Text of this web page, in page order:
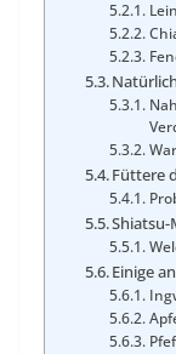
Füttere
Shiatsu-
Einige